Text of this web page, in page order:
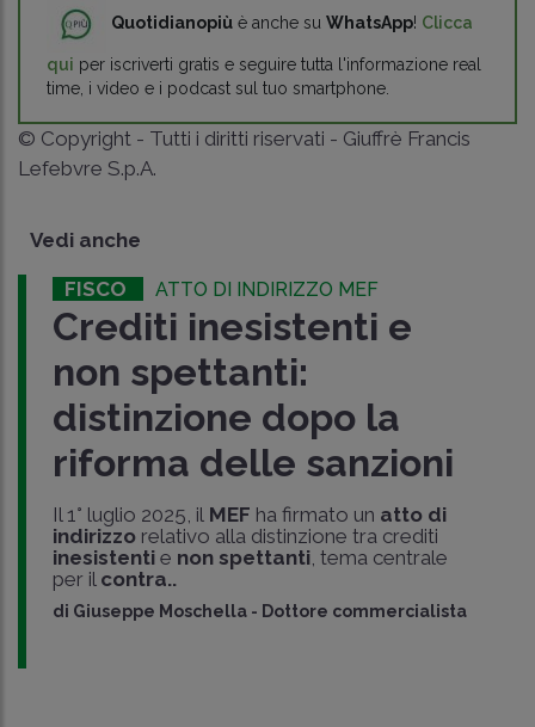
Quotidianopiù è anche su WhatsApp! Clicca
qui per iscriverti gratis e seguire tutta l'informazione real
time, i video e i podcast sul tuo smartphone.
© Copyright - Tutti i diritti riservati - Giuffrè Francis
Lefebvre S.p.A.
Vedi anche
FISCO ATTO DI INDIRIZZO MEF
Crediti inesistenti e
non spettanti:
distinzione dopo la
riforma delle sanzioni
Il 1° luglio 2025, ilMEF ha firmato un atto di
indirizzo relativo alla distinzione tra crediti
inesistentie non spettanti, tema centrale
per il contra..
di Giuseppe Moschella - Dottore commercialista